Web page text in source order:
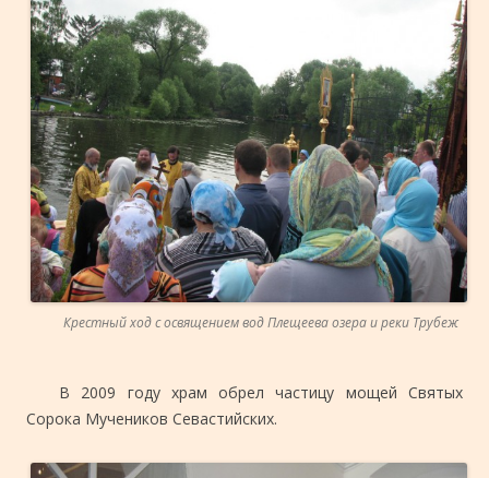
Крестный ход с освящением вод Плещеева озера и реки Трубеж
В 2009 году храм обрел частицу мощей Святых
Сорока Мучеников Севастийских.